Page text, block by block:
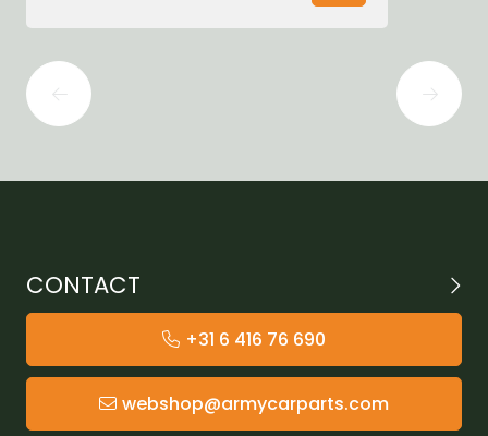
CONTACT
+31 6 416 76 690
webshop@armycarparts.com